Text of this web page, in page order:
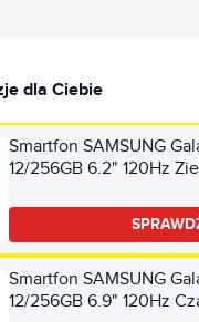
dla Ciebie
Smartfon SAMSUNG
12/256GB 6.2" 120Hz
Smartfon SAMSUNG
12/256GB 6.9" 120Hz